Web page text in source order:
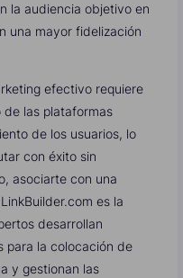
la audiencia objetivo en
una mayor fidelización
efectivo requiere
las plataformas
de los usuarios, lo
con éxito sin
asociarte con una
es la
desarrollan
para la colocación de
y gestionan las